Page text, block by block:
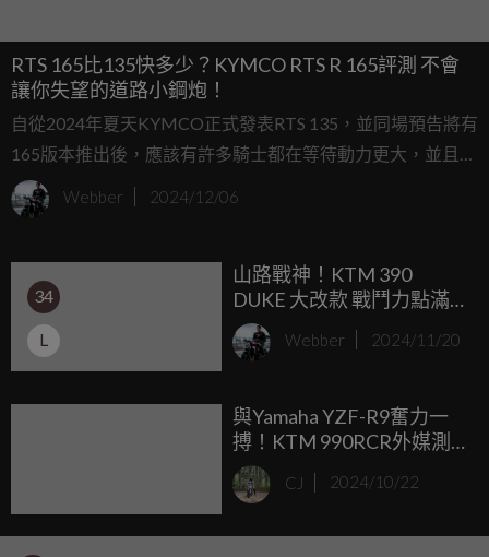
RTS 165比135快多少？KYMCO RTS R 165評測 不會
讓你失望的道路小鋼炮！
自從2024年夏天KYMCO正式發表RTS 135，並同場預告將有
165版本推出後，應該有許多騎士都在等待動力更大，並且維
持緊湊車身的165版本正式發表，終於在同年度的米蘭車展
上，KYMCO正式為大家帶來RTS R 165，究竟這台具有16.8
待嗎？
Webber 2024/12/06
34
L
山路戰神！KTM 390
DUKE 大改款 戰鬥力點滿
的壞壞街車
Webber 2024/11/20
與Yamaha YZF-R9奮力一
搏！KTM 990RCR外媒測
第一手測試車試駕評測出
爐
CJ 2024/10/22